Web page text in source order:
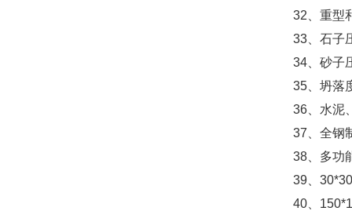
32 、重
33、石子
34、砂子
35、坍落
36、水泥
37 、全
38、多功
39、
40、